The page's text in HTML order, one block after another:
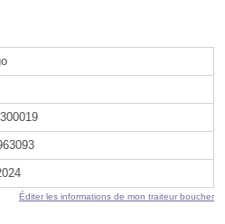
Éditer les informations de mon traiteur boucher